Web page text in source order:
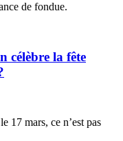
de fondue.
célèbre la fête
17 mars, ce n’est pas